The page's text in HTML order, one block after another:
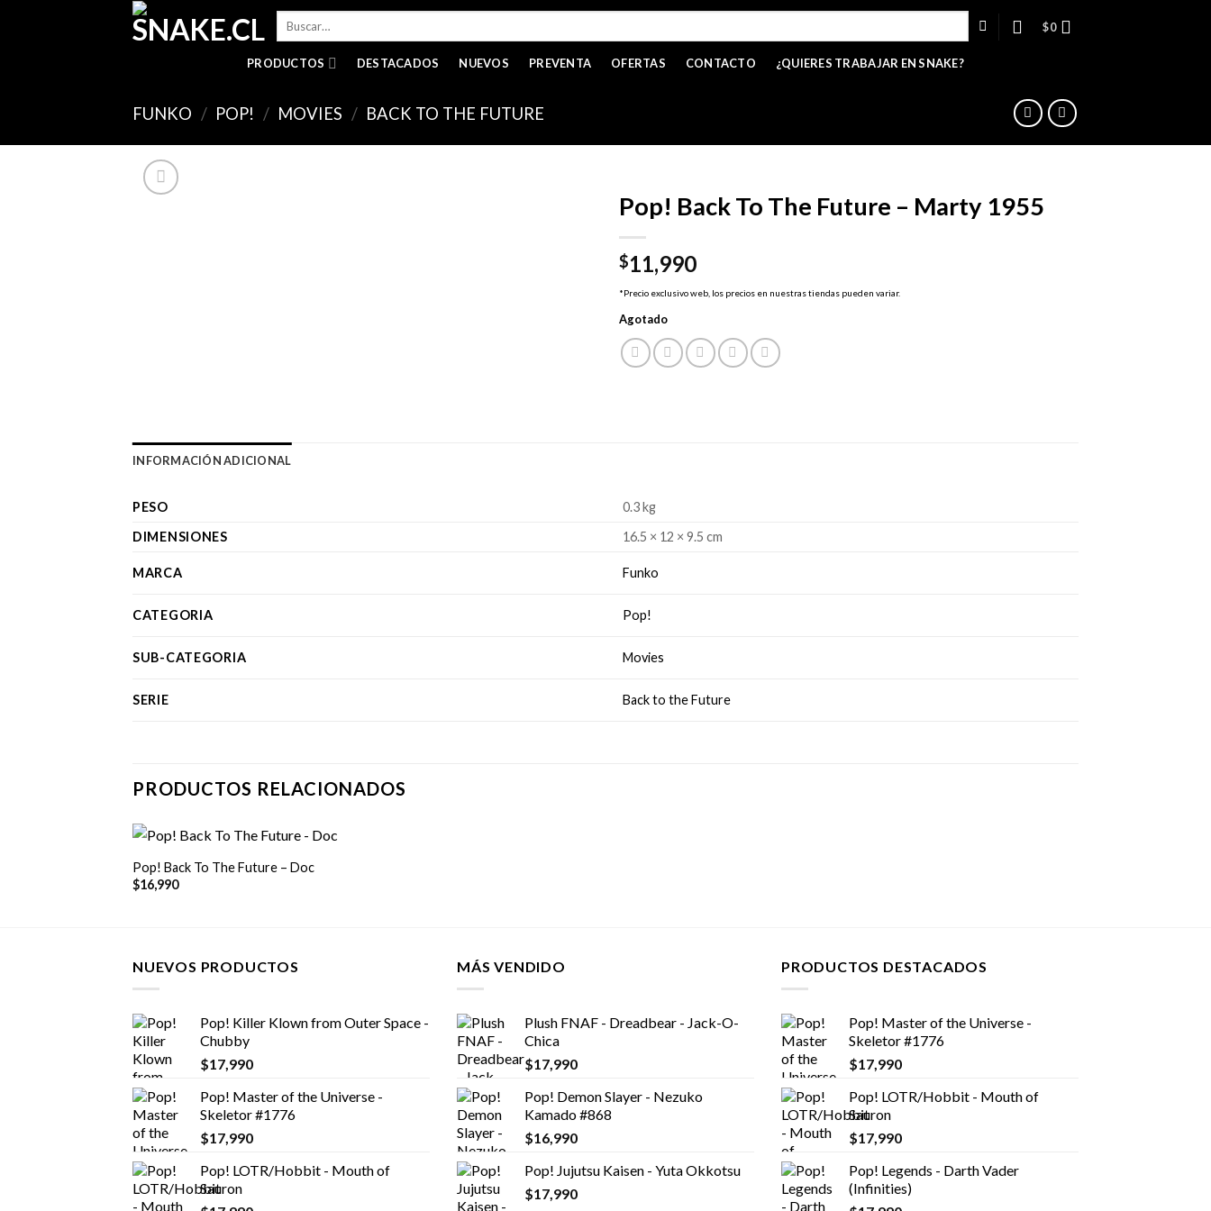
Buscar
$0
PRODUCTOS DESTACADOS NUEVOS PREVENTA OFERTAS CONTACTO ¿QUIERES TRABAJAR EN SNAKE?
FUNKO / POP! / MOVIES / BACK TO THE FUTURE
Pop! Back To The Future – Marty 1955
$11,990
*Precio exclusivo web, los precios en nuestras tiendas pueden variar.
Agotado
INFORMACIÓN ADICIONAL
PESO
0.3 kg
DIMENSIONES
16.5 × 12 × 9.5 cm
MARCA Funko
CATEGORIA Pop!
SUB-CATEGORIA Movies
SERIE Back to the Future
PRODUCTOS RELACIONADOS
+
Pop! Back To The Future – Doc
$16,990
NUEVOS PRODUCTOS
Pop! Killer Klown from Outer Space -
Chubby
$17,990
Pop! Master of the Universe -
Skeletor #1776
$17,990
Pop! LOTR/Hobbit - Mouth of
Sauron
MÁS VENDIDO
Plush FNAF - Dreadbear - Jack-O-
Chica
$17,990
Pop! Demon Slayer - Nezuko
Kamado #868
$16,990
Pop! Jujutsu Kaisen - Yuta Okkotsu
$17,990
PRODUCTOS DESTACADOS
Pop! Master of the Universe -
Skeletor #1776
$17,990
Pop! LOTR/Hobbit - Mouth of
Sauron
$17,990
Pop! Legends - Darth Vader
(Infinities)